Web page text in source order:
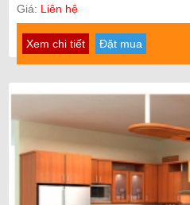
Giá: Liên hệ
Xem chi tiết Đặt mua